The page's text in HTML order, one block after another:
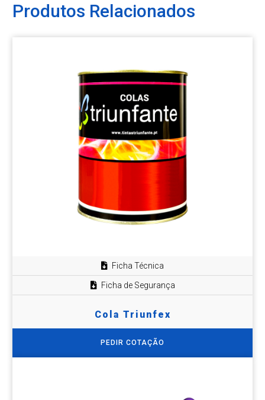
Produtos Relacionados
Ficha Técnica
Ficha de Segurança
Cola Triunfex
PEDIR COTAÇÃO